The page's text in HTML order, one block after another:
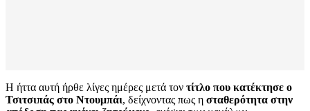
Η ήττα αυτή ήρθε λίγες ημέρες μετά τον τίτλο που κατέκτησε ο
Τσιτσιπάς στο Ντουμπάι, δείχνοντας πως η σταθερότητα στην